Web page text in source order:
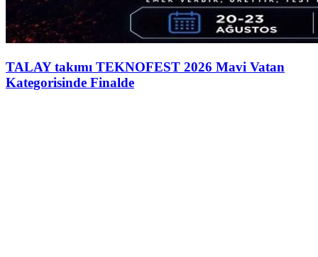
TALAY takımı TEKNOFEST 2026 Mavi Vatan
Kategorisinde Finalde